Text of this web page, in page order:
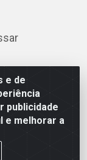
e de
publicidade
e melhorar a
265 - Ariado,
000 - CNPJ